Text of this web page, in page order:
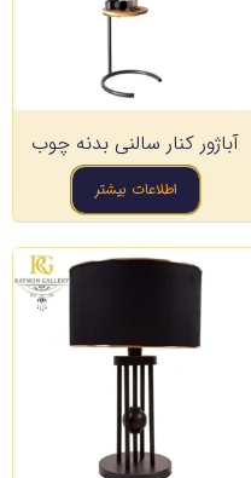
آباژور کنار سالنی بدنه چوب
اطلاعات بیشتر